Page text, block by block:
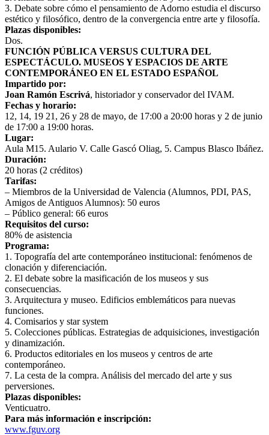
3. Debate sobre cómo el pensamiento de Adorno estudia el discurso
estético y filosófico, dentro de la convergencia entre arte y filosofía.
Plazas disponibles:
Dos.
FUNCIÓN PÚBLICA VERSUS CULTURA DEL
ESPECTÁCULO. MUSEOS Y ESPACIOS DE ARTE
CONTEMPORÁNEO EN EL ESTADO ESPAÑOL
Impartido por:
Joan Ramón Escrivá, historiador y conservador del IVAM.
Fechas y horario:
12, 14, 19 21, 26 y 28 de mayo, de 17:00 a 20:00 horas y 2 de junio
de 17:00 a 19:00 horas.
Lugar:
Aula M15. Aulario V. Calle Gascó Oliag, 5. Campus Blasco Ibáñez.
Duración:
20 horas (2 créditos)
Tarifas:
– Miembros de la Universidad de Valencia (Alumnos, PDI, PAS,
Amigos de Antiguos Alumnos): 50 euros
– Público general: 66 euros
Requisitos del curso:
80% de asistencia
Programa:
1. Topografía del arte contemporáneo institucional: fenómenos de
clonación y diferenciación.
2. El debate sobre la masificación de los museos y sus
consecuencias.
3. Arquitectura y museo. Edificios emblemáticos para nuevas
funciones.
4. Comisarios y star system
5. Colecciones públicas. Estrategias de adquisiciones, investigación
y dinamización.
6. Productos editoriales en los museos y centros de arte
contemporáneo.
7. La cesta de la compra. Análisis del mercado del arte y sus
perversiones.
Plazas disponibles:
Venticuatro.
Para más información e inscripción:
www.fguv.org